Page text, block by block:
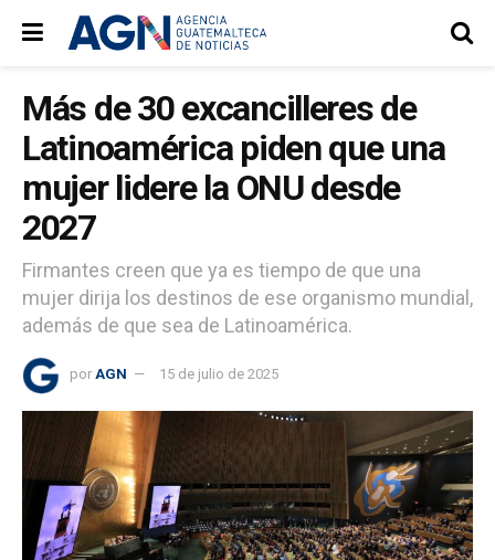
Más de 30 excancilleres de
Latinoamérica piden que una
mujer lidere la ONU desde
2027
Firmantes creen que ya es tiempo de que una
mujer dirija los destinos de ese organismo mundial,
además de que sea de Latinoamérica.
por AGN 15 de julio de 2025